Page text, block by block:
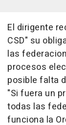
El dirigente
CSD" su
las
procesos
posible falta
"Si fuera un
todas las
funciona la